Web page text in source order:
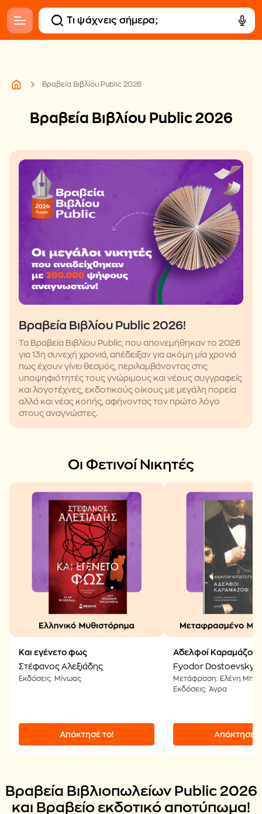
Βραβεία Βιβλίου Public 2026
Βραβεία Βιβλίου Public 2026
Βραβεία Βιβλίου Public 2026!
Τα Βραβεία Βιβλίου Public, που απονεμήθηκαν το 2026
για 13η συνεχή χρονιά, απέδειξαν για ακόμη μία χρονιά
πως έχουν γίνει θεσμός, περιλαμβάνοντας στις
υποψηφιότητές τους γνώριμους και νέους συγγραφείς
και λογοτέχνες, εκδοτικούς οίκους με μεγάλη πορεία
αλλά και νέας κοπής, αφήνοντας τον πρώτο λόγο
στους αναγνώστες.
Οι Φετινοί Νικητές
Και εγένετο φως
Στέφανος Αλεξιάδης
Εκδόσεις: Μίνωας
Απόκτησέ το!
Αδελφοί Καραμάζοφ
Fyodor Dostoevsky
Μετάφραση: Ελένη
Εκδόσεις: Άγρα
Απόκτησέ
Βραβεία Βιβλιοπωλείων Public 2026
και Βραβείο εκδοτικό αποτύπωμα!